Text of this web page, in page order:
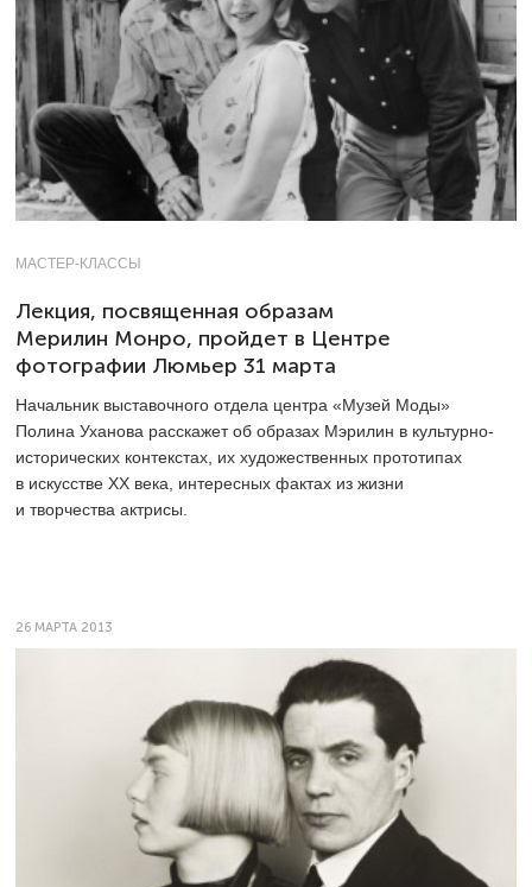
МАСТЕР-КЛАССЫ
Лекция, посвященная образам
Мерилин Монро, пройдет в Центре
фотографии Люмьер 31 марта
Начальник выставочного отдела центра «Музей Моды»
Полина Уханова расскажет об образах Мэрилин в культурно-
исторических контекстах, их художественных прототипах
в искусстве ХХ века, интересных фактах из жизни
и творчества актрисы.
26 МАРТА 2013